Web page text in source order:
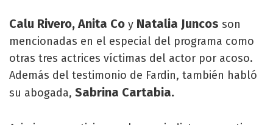
Calu Rivero, Anita Co y Natalia Juncos son
mencionadas en el especial del programa como
otras tres actrices víctimas del actor por acoso.
Además del testimonio de Fardin, también habló
su abogada, Sabrina Cartabia.